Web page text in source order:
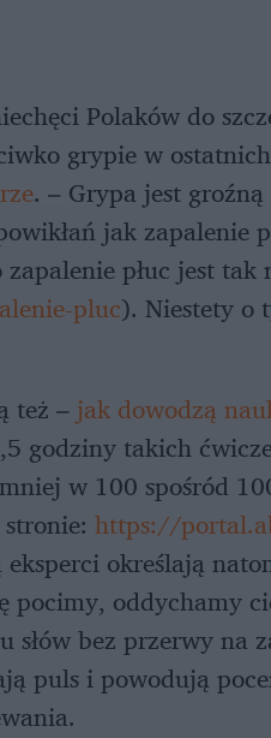
Polaków do
grypie w
. – Grypa jest
jak zapalenie
płuc jest
pluc). Niestety o
też – jak dowodzą
godziny takich
w 100 spośród
https://
określają
pocimy, oddychamy
bez przerwy na
puls i powodują